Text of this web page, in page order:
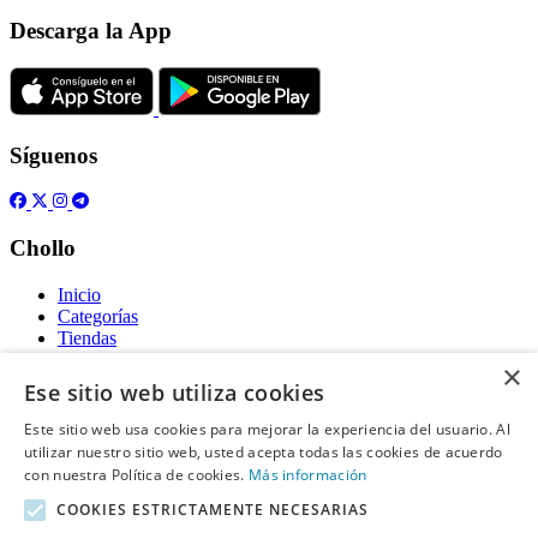
Descarga la App
Síguenos
Chollo
Inicio
Categorías
Tiendas
Gratis
Acerca de
Sobre nosotros
Contacto
×
Ese sitio web utiliza cookies
Este sitio web usa cookies para mejorar la experiencia del usuario. Al
utilizar nuestro sitio web, usted acepta todas las cookies de acuerdo
con nuestra Política de cookies. Más información
COOKIES ESTRICTAMENTE NECESARIAS